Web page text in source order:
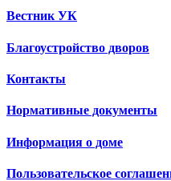
Вестник УК
Благоустройство дворов
Контакты
Нормативные документы
Информация о доме
Пользовательское